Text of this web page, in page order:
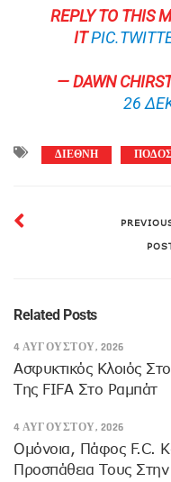
REPLY TO THIS
IT
— DAWN
26
ΔΙΕΘΝΗ
Related Posts
4 ΑΥΓΟΎΣΤΟΥ, 2026
Ασφυκτικός Κλοιός
Της FIFA Στο Ραμπάτ
4 ΑΥΓΟΎΣΤΟΥ, 2026
Ομόνοια, Πάφος F.C.
Προσπάθεια Τους